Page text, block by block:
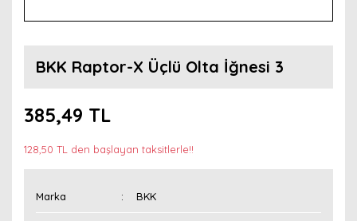
BKK Raptor-X Üçlü Olta İğnesi 3
385,49 TL
128,50 TL den başlayan taksitlerle!!
Marka BKK